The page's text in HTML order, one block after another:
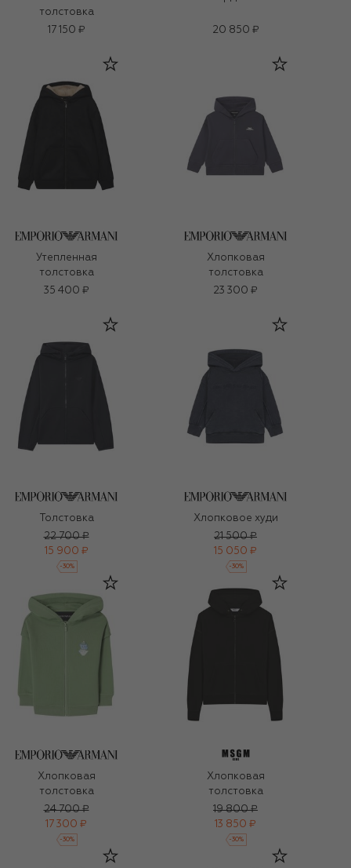
толстовка
17 150 ₽
20 850 ₽
Утепленная
толстовка
35 400 ₽
Хлопковая
толстовка
23 300 ₽
Толстовка
22 700 ₽
15 900 ₽
-30%
Хлопковое худи
21 500 ₽
15 050 ₽
-30%
Хлопковая
толстовка
24 700 ₽
17 300 ₽
-30%
Хлопковая
толстовка
19 800 ₽
13 850 ₽
-30%